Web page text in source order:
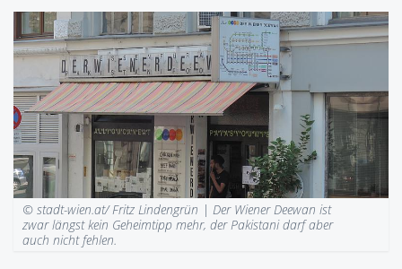
© stadt-wien.at/ Fritz Lindengrün |Der Wiener Deewan ist
zwar längst kein Geheimtipp mehr, der Pakistani darf aber
auch nicht fehlen.